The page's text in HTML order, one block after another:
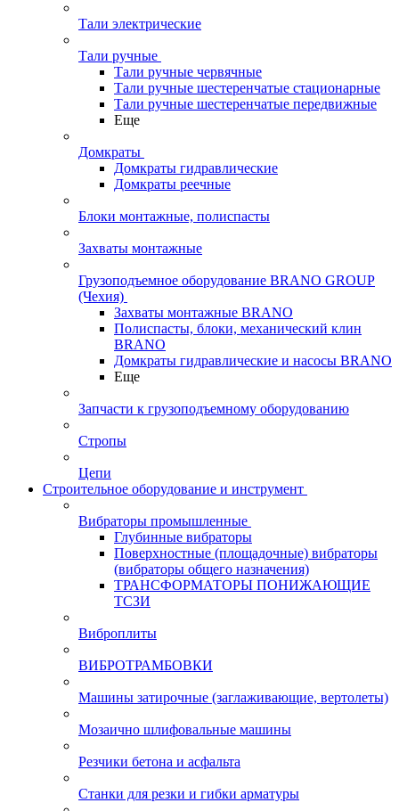
Тали электрические
Тали ручные
Тали ручные червячные
Тали ручные шестеренчатые стационарные
Тали ручные шестеренчатые передвижные
Еще
Домкраты
Домкраты гидравлические
Домкраты реечные
Блоки монтажные, полиспасты
Захваты монтажные
Грузоподъемное оборудование BRANO GROUP
(Чехия)
Захваты монтажные BRANO
Полиспасты, блоки, механический клин
BRANO
Домкраты гидравлические и насосы BRANO
Еще
Запчасти к грузоподъемному оборудованию
Стропы
Цепи
Строительное оборудование и инструмент
Вибраторы промышленные
Глубинные вибраторы
Поверхностные (площадочные) вибраторы
(вибраторы общего назначения)
ТРАНСФОРМАТОРЫ ПОНИЖАЮЩИЕ
ТСЗИ
Виброплиты
ВИБРОТРАМБОВКИ
Машины затирочные (заглаживающие, вертолеты)
Мозаично шлифовальные машины
Резчики бетона и асфальта
Станки для резки и гибки арматуры